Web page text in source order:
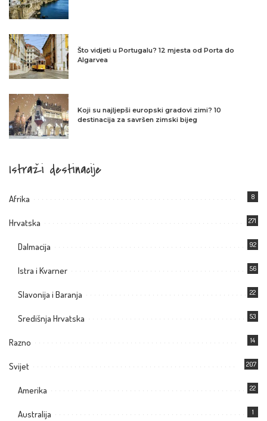
Što vidjeti u Portugalu? 12 mjesta od Porta do
Algarvea
Koji su najljepši europski gradovi zimi? 10
destinacija za savršen zimski bijeg
Istraži destinacije
Afrika 8
Hrvatska 271
Dalmacija 92
Istra i Kvarner 56
Slavonija i Baranja 22
Središnja Hrvatska 53
Razno 14
Svijet 207
Amerika 22
Australija 1